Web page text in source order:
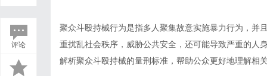
评论
聚众斗殴持械行为是指多人聚集故意实施暴力行为，并
重扰乱社会秩序，威胁公共安全，还可能导致严重的人
解析聚众斗殴持械的量刑标准，帮助公众更好地理解相